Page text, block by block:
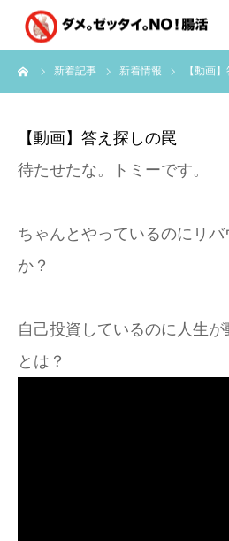
新着記事 新着情報 【動画
【動画】答え探しの罠
待たせたな。トミーです。
ちゃんとやっているのにリ
か？
自己投資しているのに人生
とは？
はじめに
個別コンサルのご感想
会員限定お茶会
講師実績
新着情報